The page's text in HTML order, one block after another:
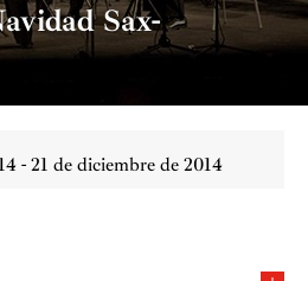
Sax-
- 21 de diciembre de 2014